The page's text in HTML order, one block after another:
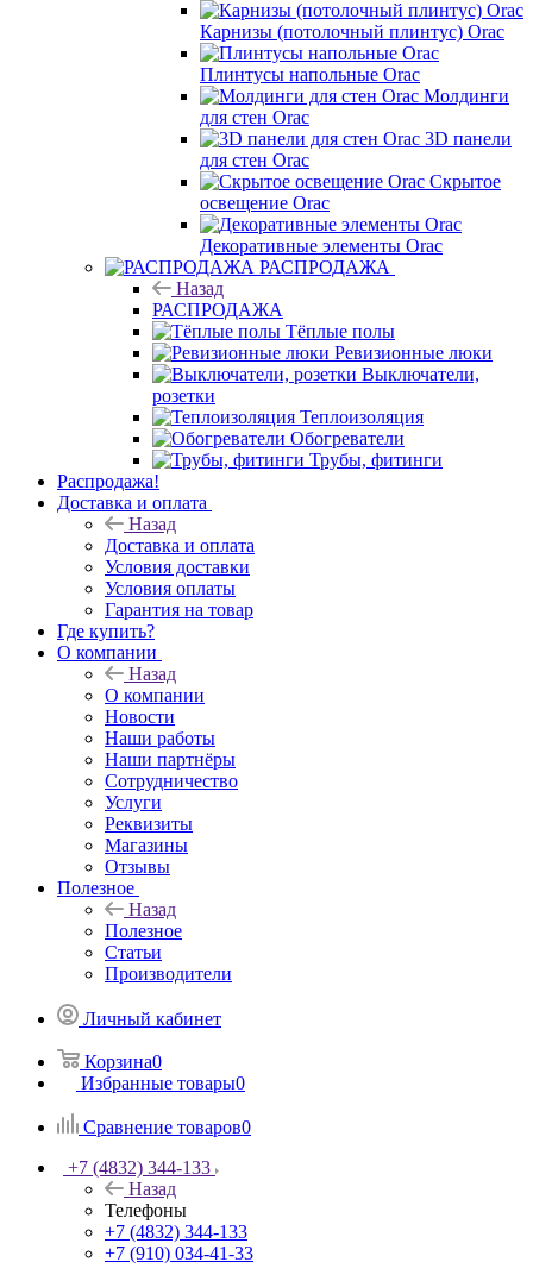
Карнизы (потолочный плинтус) Orac
Плинтусы напольные Orac
Молдинги
для стен Orac
3D панели
для стен Orac
Скрытое
освещение Orac
Декоративные элементы Orac
РАСПРОДАЖА
Назад
РАСПРОДАЖА
Тёплые полы
Ревизионные люки
Выключатели,
розетки
Теплоизоляция
Обогреватели
Трубы, фитинги
Распродажа!
Доставка и оплата
Назад
Доставка и оплата
Условия доставки
Условия оплаты
Гарантия на товар
Где купить?
О компании
Назад
О компании
Новости
Наши работы
Наши партнёры
Сотрудничество
Услуги
Реквизиты
Магазины
Отзывы
Полезное
Назад
Полезное
Статьи
Производители
Личный кабинет
Корзина0
Избранные товары0
Сравнение товаров0
+7 (4832) 344-133
Назад
Телефоны
+7 (4832) 344-133
+7 (910) 034-41-33